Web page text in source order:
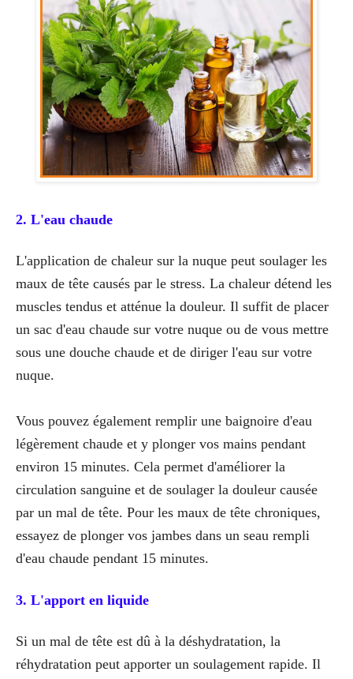
2. L'eau chaude
L'application de chaleur sur la nuque peut soulager les
maux de tête causés par le stress. La chaleur détend les
muscles tendus et atténue la douleur. Il suffit de placer
un sac d'eau chaude sur votre nuque ou de vous mettre
sous une douche chaude et de diriger l'eau sur votre
nuque.
Vous pouvez également remplir une baignoire d'eau
légèrement chaude et y plonger vos mains pendant
environ 15 minutes. Cela permet d'améliorer la
circulation sanguine et de soulager la douleur causée
par un mal de tête. Pour les maux de tête chroniques,
essayez de plonger vos jambes dans un seau rempli
d'eau chaude pendant 15 minutes.
3. L'apport en liquide
Si un mal de tête est dû à la déshydratation, la
réhydratation peut apporter un soulagement rapide. Il